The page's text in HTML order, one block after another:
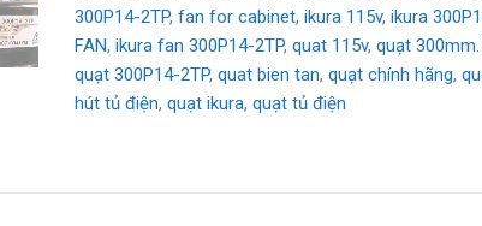
300P14-2TP,fan for cabinet,ikura 115v,ikura
FAN,ikura fan 300P14-2TP,quat 115v,quạt
quạt 300P14-2TP,quat bien tan,quạt chính hãng,
hút tủ điện,quạt ikura,quạt tủ điện